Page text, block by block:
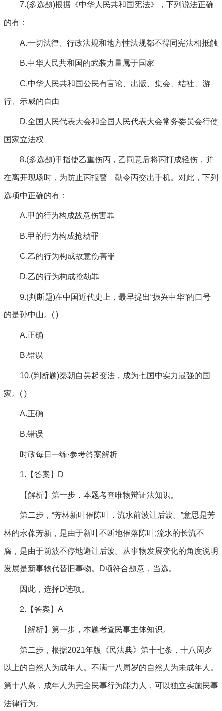
7.(多选题)根据《中华人民共和国宪法》，下列说法正确
的有：
A.一切法律、行政法规和地方性法规都不得同宪法相抵触
B.中华人民共和国的武装力量属于国家
C.中华人民共和国公民有言论、出版、集会、结社、游
行、示威的自由
D.全国人民代表大会和全国人民代表大会常务委员会行使
国家立法权
8.(多选题)甲指使乙重伤丙，乙同意后将丙打成轻伤，并
在离开现场时，为防止丙报警，勒令丙交出手机。对此，下列
选项中正确的有：
A.甲的行为构成故意伤害罪
B.甲的行为构成抢劫罪
C.乙的行为构成故意伤害罪
D.乙的行为构成抢劫罪
9.(判断题)在中国近代史上，最早提出“振兴中华”的口号
的是孙中山。( )
A.正确
B.错误
10.(判断题)秦朝自吴起变法，成为七国中实力最强的国
家。( )
A.正确
B.错误
时政每日一练·参考答案解析
1.【答案】D
【解析】第一步，本题考查唯物辩证法知识。
第二步，“芳林新叶催陈叶，流水前波让后波。”意思是芳
林的永葆芳新，是由于新叶不断地催落陈叶;流水的长流不
腐，是由于前波不停地避让后波。从事物发展变化的角度说明
发展是新事物代替旧事物。D项符合题意，当选。
因此，选择D选项。
2.【答案】A
【解析】第一步，本题考查民事主体知识。
第二步，根据2021年版《民法典》第十七条，十八周岁
以上的自然人为成年人。不满十八周岁的自然人为未成年人。
第十八条，成年人为完全民事行为能力人，可以独立实施民事
法律行为。